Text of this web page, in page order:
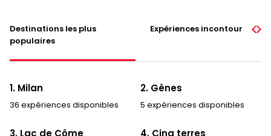
Destinations les plus
populaires
Expériences incontournables
1. Milan
36 expériences disponibles
2. Gênes
5 expériences disponibles
3. Lac de Côme 4. Cinq terres